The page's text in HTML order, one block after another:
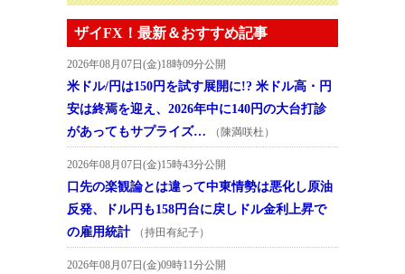
ザイFX！最新＆おすすめ記事
2026年08月07日(金)18時09分公開
米ドル/円は150円を試す展開に!? 米ドル高・円
安は終焉を迎え、2026年中に140円の大台打診
があってもサプライズ…
（陳満咲杜）
2026年08月07日(金)15時43分公開
口先の楽観論とは違って中東情勢は悪化し原油
反発、ドル円も158円台に戻しドル金利上昇で
の雇用統計
（持田有紀子）
2026年08月07日(金)09時11分公開